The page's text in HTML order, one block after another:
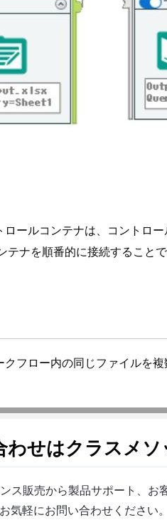
ールコンテナは、コントロ
ナを順番的に接続すること
フロー内の同じファイルを
せはクラスメ
ス販売から製品サポート、
軽にお問い合わせください。